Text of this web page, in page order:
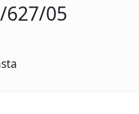
627/05